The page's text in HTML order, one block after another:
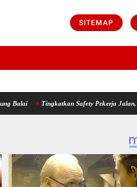
SITEMAP
Tingkatkan Safety Pekerja Jalan, Babinsa